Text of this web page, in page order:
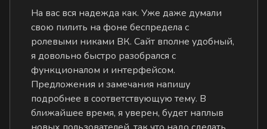
На вас вся надежда как. Уже даже думали
свою пилить на фоне беспредела с
ролевыми никами ВК. Сайт вполне удобный,
я довольно быстро разобрался с
функционалом и интерфейсом.
Предложения и замечания напишу
подробнее в соответствующую тему. В
ближайшее время, я уверен, будет наплыв